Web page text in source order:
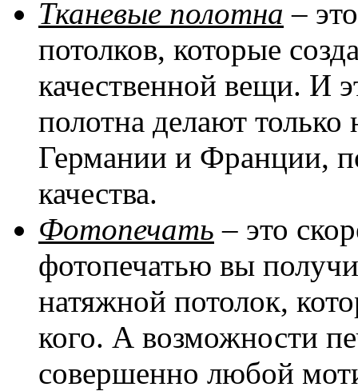
Тканевые полотна –
потолков, которые
качественной вещи. И
полотна делают
Германии и Франции,
качества.
Фотопечать – это
фотопечатью вы
натяжной потолок,
кого. А возможности
совершенно любой